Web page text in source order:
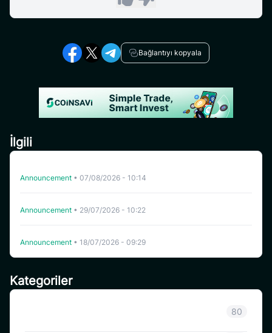
Kategoriler
80
Bağlantıyı kopyala
İlgili
Announcement • 07/08/2026 - 10:14
Announcement • 29/07/2026 - 10:22
Announcement • 18/07/2026 - 09:29